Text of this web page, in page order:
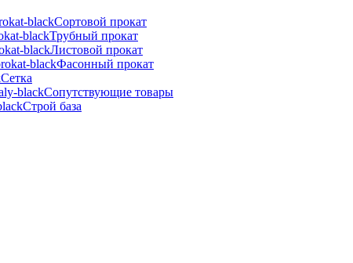
Сортовой прокат
Трубный прокат
Листовой прокат
Фасонный прокат
Сетка
Сопутствующие товары
Строй база